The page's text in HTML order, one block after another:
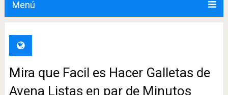
Menú
Mira que Facil es Hacer Galletas de
Avena Listas en par de Minutos